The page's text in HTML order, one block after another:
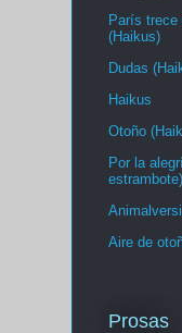
París trece
(Haikus)
Dudas
Haikus
Otoño
Por la
estrambote)
Aire de
Prosas